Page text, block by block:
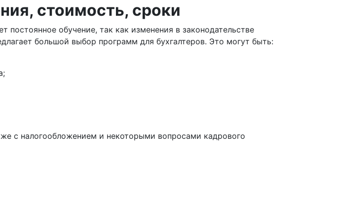
стоимость, сроки
постоянное обучение, так как изменения в законодательстве
большой выбор программ для бухгалтеров. Это могут быть:
с налогообложением и некоторыми вопросами кадрового